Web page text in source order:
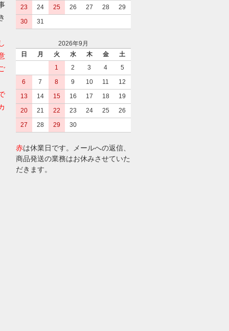
23
24 25 26 27 28
29
30
31
2026年9月
日
月 火 水 木 金
土
1
2 3 4
5
6
7 8 9 10 11
12
13
14 15 16 17 18
19
20
21 22 23 24 25
26
27
28 29 30
赤は休業日です。メールへの返信、
商品発送の業務はお休みさせていた
だきます。